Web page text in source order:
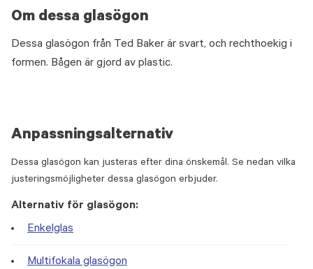
Om dessa glasögon
Dessa glasögon från Ted Baker är svart, och rechthoekig i
formen. Bågen är gjord av plastic.
Anpassningsalternativ
Dessa glasögon kan justeras efter dina önskemål. Se nedan vilka
justeringsmöjligheter dessa glasögon erbjuder.
Alternativ för glasögon:
Enkelglas
Multifokala glasögon